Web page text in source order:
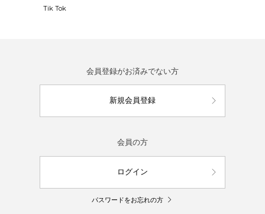
Tik Tok
会員登録がお済みでない方
新規会員登録
会員の方
ログイン
パスワードをお忘れの方